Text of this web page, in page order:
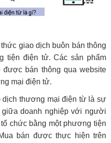
thức giao dịch buôn bán thông
tiện điện tử. Các sản phẩm
bán thông qua website
mại điện tử.
dịch thương mại điện từ là sự
giữa doanh nghiệp với người
chức bằng một phương tiện
bán được thực hiện trên